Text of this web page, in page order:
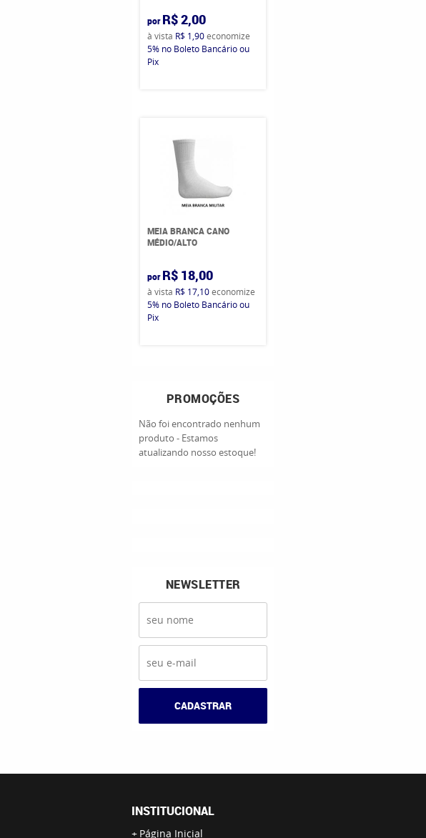
por R$ 2,00
à vista R$ 1,90economize
5% no Boleto Bancário ou
Pix
MEIA BRANCA CANO
MÉDIO/ALTO
por R$ 18,00
à vista R$ 17,10economize
5% no Boleto Bancário ou
Pix
PROMOÇÕES
Não foi encontrado nenhum
produto - Estamos
atualizando nosso estoque!
NEWSLETTER
CADASTRAR
INSTITUCIONAL
Página Inicial